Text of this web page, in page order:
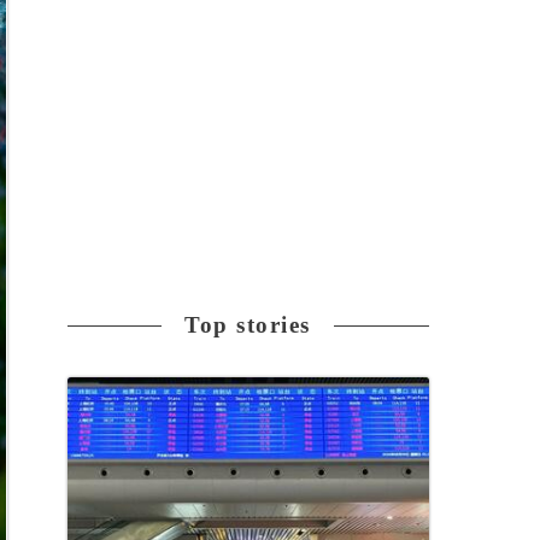
Top stories